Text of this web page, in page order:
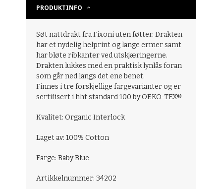
PRODUKTINFO
Søt nattdrakt fra Fixoni uten føtter. Drakten
har et nydelig helprint og lange ermer samt
har bløte ribkanter ved utskjæringerne.
Drakten lukkes med en praktisk lynlås foran
som går ned langs det ene benet.
Finnes i tre forskjellige fargevarianter og er
sertifisert i hht standard 100 by OEKO-TEX®
Kvalitet: Organic Interlock
Laget av: 100% Cotton
Farge: Baby Blue
Artikkelnummer: 34202